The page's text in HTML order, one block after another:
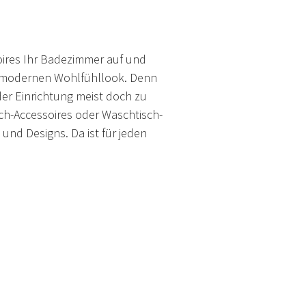
Ihr Badezimmer auf und
Wohlfühllook. Denn
Einrichtung meist doch zu
Accessoires oder Waschtisch-
Designs. Da ist für jeden